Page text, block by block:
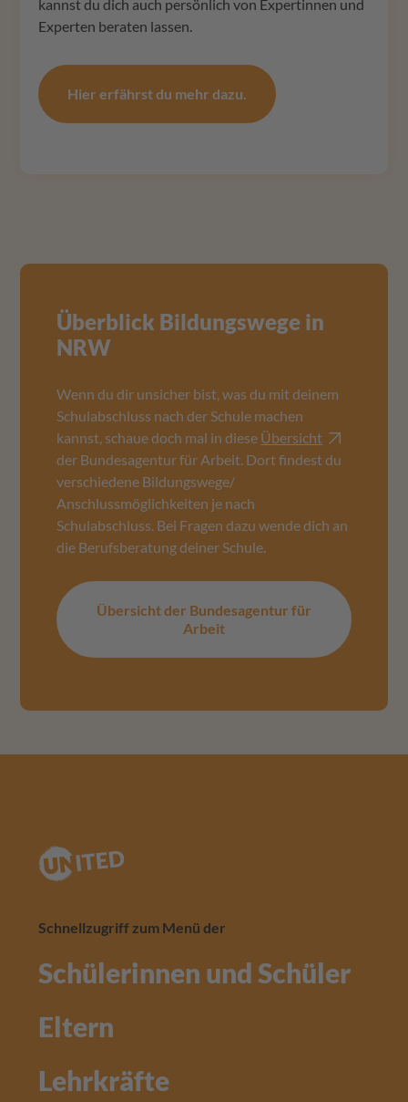
kannst du dich auch persönlich von Expertinnen und
Experten beraten lassen.
Hier erfährst du mehr dazu.
Überblick Bildungswege in
NRW
Wenn du dir unsicher bist, was du mit deinem
Schulabschluss nach der Schule machen
kannst, schaue doch mal in diese Übersicht
der Bundesagentur für Arbeit. Dort findest du
verschiedene Bildungswege/
Anschlussmöglichkeiten je nach
Schulabschluss. Bei Fragen dazu wende dich an
die Berufsberatung deiner Schule.
Übersicht der Bundesagentur für
Arbeit
Schnellzugriff zum Menü der
Schülerinnen und Schüler
Eltern
Lehrkräfte